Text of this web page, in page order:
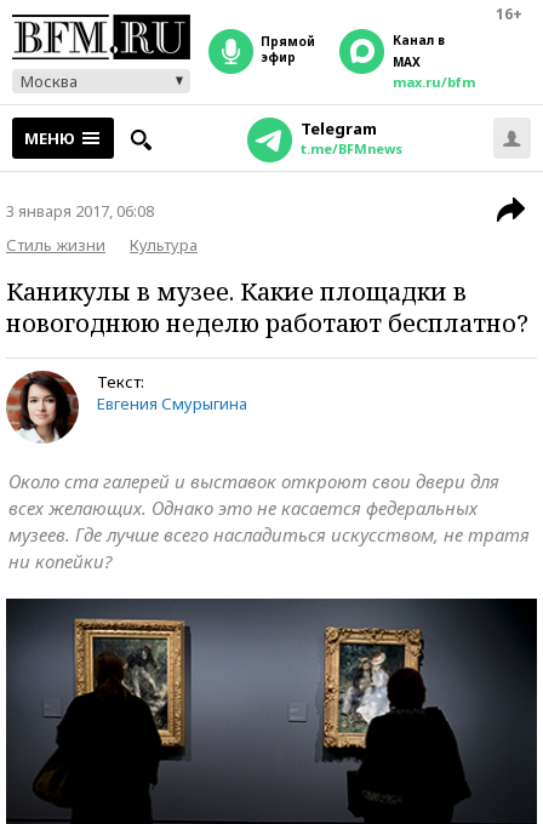
16+
Москва
прямой
эфир
Канал в
MAX
max.ru/bfm
МЕНЮ Telegram
t.me/BFMnews
3 января 2017, 06:08
Стиль жизни
Культура
Каникулы в музее. Какие площадки в
новогоднюю неделю работают бесплатно?
Текст:
Евгения Смурыгина
Около ста галерей и выставок откроют свои двери для
всех желающих. Однако это не касается федеральных
музеев. Где лучше всего насладиться искусством, не тратя
ни копейки?